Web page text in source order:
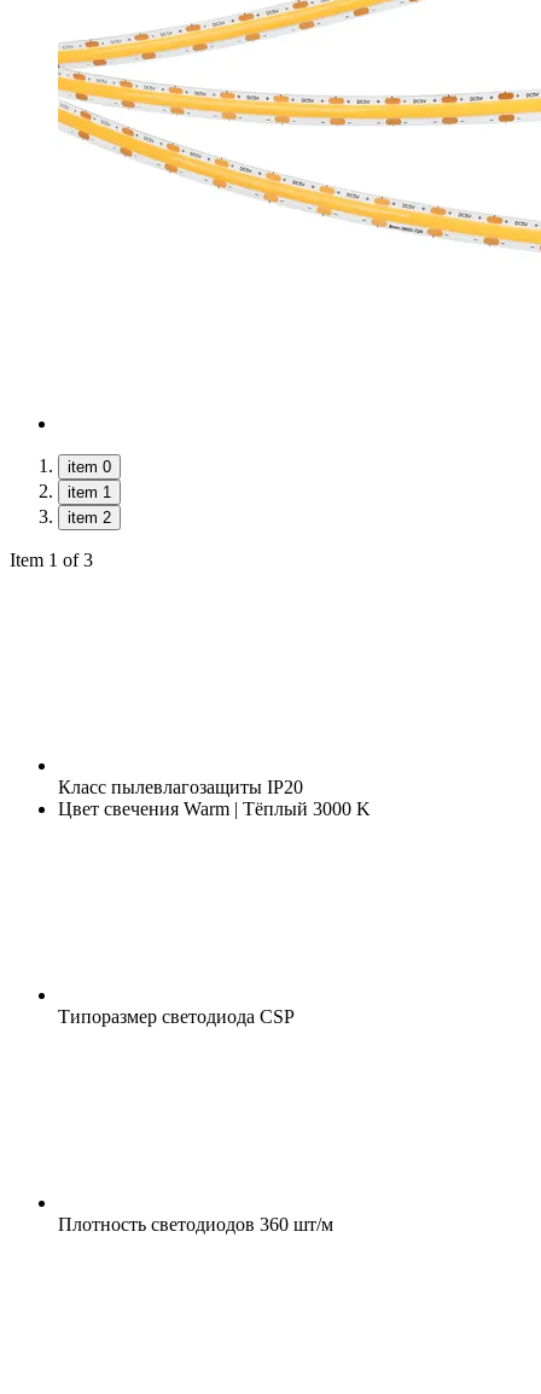
item 0
item 1
item 2
Item 1 of 3
Класс пылевлагозащиты IP20
Цвет свечения Warm | Тёплый 3000 K
Типоразмер светодиода CSP
Плотность светодиодов 360 шт/м